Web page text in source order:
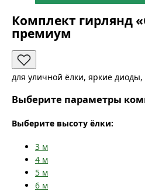
Комплект гирлянд
премиум
для уличной ёлки, яркие диоды,
Выберите параметры
Выберите высоту ёлки:
3 м
4 м
5 м
6 м